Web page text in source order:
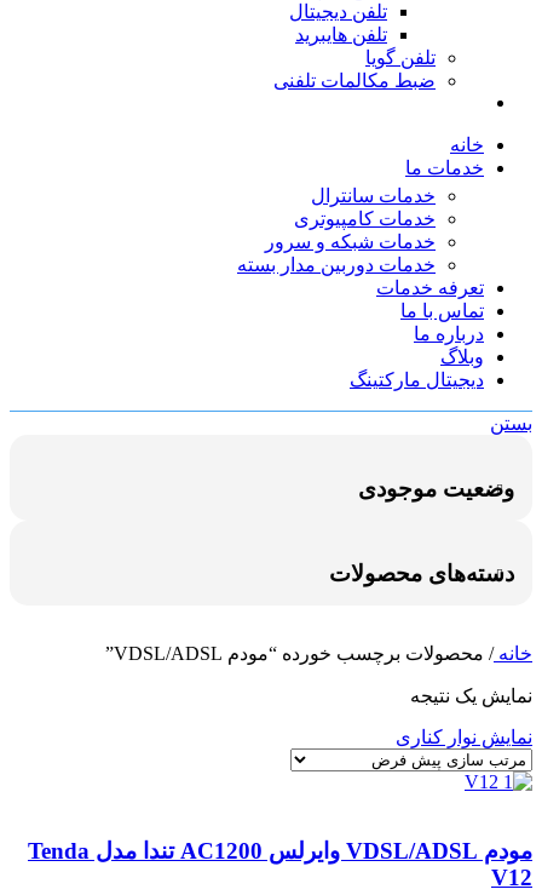
تلفن دیجیتال
تلفن هایبرید
تلفن گویا
ضبط مکالمات تلفنی
خانه
خدمات ما
خدمات سانترال
خدمات کامپیوتری
خدمات شبکه و سرور
خدمات دوربین مدار بسته
تعرفه خدمات
تماس با ما
درباره ما
وبلاگ
دیجیتال مارکتینگ
بستن
وضعیت موجودی
دسته‌های محصولات
خانه/ محصولات برچسب خورده “مودم VDSL/ADSL”
نمایش یک نتیجه
نمایش نوار کناری
مودم VDSL/ADSL وایرلس AC1200 تندا مدل Tenda
V12